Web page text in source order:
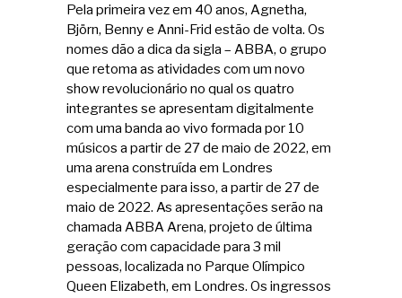
Pela primeira vez em 40 anos, Agnetha,
Björn, Benny e Anni-Frid estão de volta. Os
nomes dão a dica da sigla – ABBA, o grupo
que retoma as atividades com um novo
show revolucionário no qual os quatro
integrantes se apresentam digitalmente
com uma banda ao vivo formada por 10
músicos a partir de 27 de maio de 2022, em
uma arena construída em Londres
especialmente para isso, a partir de 27 de
maio de 2022. As apresentações serão na
chamada ABBA Arena, projeto de última
geração com capacidade para 3 mil
pessoas, localizada no Parque Olímpico
Queen Elizabeth, em Londres. Os ingressos